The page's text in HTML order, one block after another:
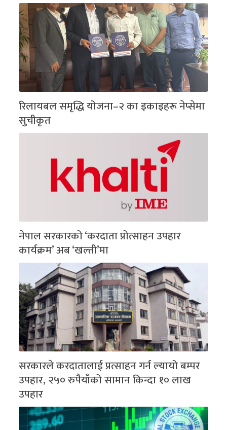
रिलायबल समृद्धि योजना–२ का इकाइहरू नेप्सेमा
सुचीकृत
नेपाल सरकारको ‘करदाता प्रोत्साहन उपहार
कार्यक्रम’ अब ‘खल्ती’मा
सरकारले करदातालाई प्रत्साहन गर्न ल्यायो बम्पर
उपहार, २५० रुपैयाँको सामान किन्दा १० लाख
उपहार